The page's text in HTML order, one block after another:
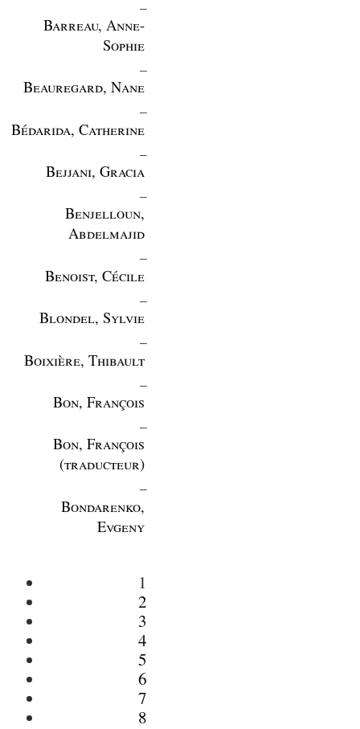
Barreau, Anne-
Sophie
Beauregard, Nane
Bédarida, Catherine
Bejjani, Gracia
Benjelloun,
Abdelmajid
Benoist, Cécile
Blondel, Sylvie
Boixière, Thibault
Bon, François
Bon, François
(traducteur)
Bondarenko,
Evgeny
1
2
3
4
5
6
7
8